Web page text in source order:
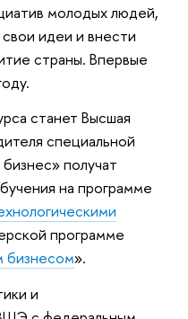
молодых людей,
идеи и внести
страны. Впервые
станет Высшая
специальной
получат
на программе
программе
бизнесом».
и